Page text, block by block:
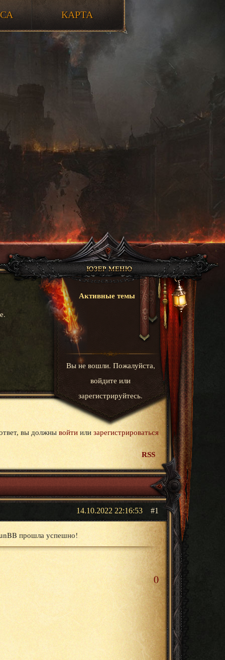
КАРТА
Вы не вошли. Пожалуйста,
войдите или
зарегистрируйтесь.
Активные темы
вы должнывойти или зарегистрироваться
RSS
1
14.10.2022 22:16:53
прошла успешно!
0